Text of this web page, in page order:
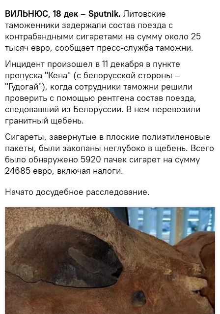
ВИЛЬНЮС, 18 дек – Sputnik. Литовские
таможенники задержали состав поезда с
контрабандными сигаретами на сумму около 25
тысяч евро, сообщает пресс-служба таможни.
Инцидент произошел в 11 декабря в пункте
пропуска "Кена" (с белорусской стороны –
"Гудогай"), когда сотрудники таможни решили
проверить с помощью рентгена состав поезда,
следовавший из Белоруссии. В нем перевозили
гранитный щебень.
Сигареты, завернутые в плоские полиэтиленовые
пакеты, были закопаны неглубоко в щебень. Всего
было обнаружено 5920 пачек сигарет на сумму
24685 евро, включая налоги.
Начато досудебное расследование.